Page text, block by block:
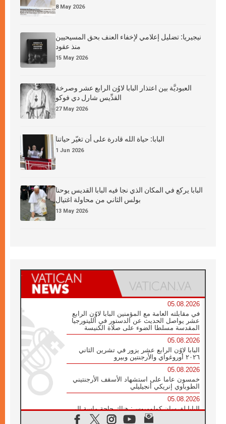
8 May 2026
نيجيريا: تضليل إعلامي لإخفاء العنف بحق المسيحيين
منذ عقود
15 May 2026
العبوديَّة بين اعتذار البابا لاوُن الرابع عشر وصرخة
القدِّيس شارل دي فوكو
27 May 2026
البابا: حياة الله قادرة على أن تغيّر حياتنا
1 Jun 2026
البابا يركع في المكان الذي نجا فيه البابا القديس يوحنا
بولس الثاني من محاولة اغتيال
13 May 2026
05.08.2026
في مقابلته العامة مع المؤمنين البابا لاوُن الرابع
عشر يواصل الحديث عن الدستور في الليتورجيا
المقدسة مسلطا الضوء على صلاة الكنيسة
05.08.2026
البابا لاوُن الرابع عشر يزور في تشرين الثاني
٢٠٢٦ أوروغواي والأرجنتين وبيرو
05.08.2026
خمسون عاما على استشهاد الأسقف الأرجنتيني
الطوباوي إنريكي أنجيليلي
05.08.2026
البابا لفرسان كولومبوس: هناك حاجة ماسة إلى
أنبياء تناغم يسعون إلى بناء الجسور